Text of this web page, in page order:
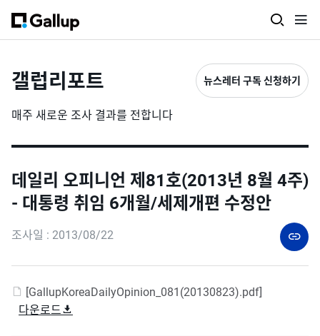
갤럽리포트
매주 새로운 조사 결과를 전합니다
뉴스레터 구독 신청하기
데일리 오피니언 제81호(2013년 8월 4주)
- 대통령 취임 6개월/세제개편 수정안
조사일 : 2013/08/22
[GallupKoreaDailyOpinion_081(20130823).pdf]
다운로드